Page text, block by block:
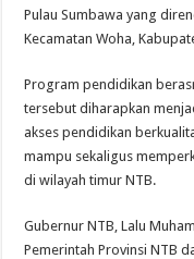
Pulau Sumbawa yang
Kecamatan Woha,
Program pendidikan
tersebut diharapkan
akses pendidikan
mampu sekaligus
di wilayah timur NTB.
Gubernur NTB, Lalu
Pemerintah Provinsi NTB